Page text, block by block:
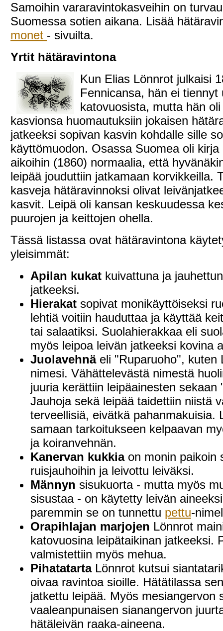
Samoihin vararavintokasveihin on
Suomessa sotien aikana. Lisää
monet - sivuilta.
Yrtit hätäravintona
Kun Elias Lönnrot julkaisi
Fennicansa, hän ei tiennyt
katovuosista, mutta hän
kasvionsa huomautuksiin jokaisen
jatkeeksi sopivan kasvin kohdalle sille
käyttömuodon. Osassa Suomea oli
aikoihin (1860) normaalia, että
leipää jouduttiin jatkamaan korvikkeilla.
kasveja hätäravinnoksi olivat
kasvit. Leipä oli kansan keskuudessa
puurojen ja keittojen ohella.
Tässä listassa ovat hätäravintona
yleisimmät:
Apilan kukat kuivattuna ja
jatkeeksi.
Hierakat sopivat monikäyttöiseksi
lehtiä voitiin hauduttaa ja käyttää
tai salaatiksi. Suolahierakkaa eli
myös leipoa leivän jatkeeksi kovina
Juolavehnäeli "Ruparuoho", kuten
nimesi. Vähättelevästä nimestä
juuria kerättiin leipäainesten sekaan
Jauhoja sekä leipää taidettiin niistä
terveellisiä, eivätkä pahanmakuisia.
samaan tarkoitukseen kelpaavan
ja koiranvehnän.
Kanervan kukkiaon monin paikoin
ruisjauhoihin ja leivottu leiväksi.
Männyn sisukuorta - mutta myös
sisustaa - on käytetty leivän
paremmin se on tunnettu pettu-
Orapihlajan marjojen Lönnrot
katovuosina leipätaikinan jatkeeksi.
valmistettiin myös mehua.
Pihatatarta Lönnrot kutsui
oivaa ravintoa sioille. Hätätilassa
jatkettu leipää. Myös mesiangervon
vaaleanpunaisen sianangervon
hätäleivän raaka-aineena.